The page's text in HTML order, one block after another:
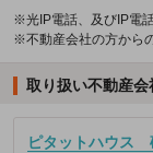
※光IP電話、及びIP電
※不動産会社の方から
取り扱い不動産会
ピタットハウス